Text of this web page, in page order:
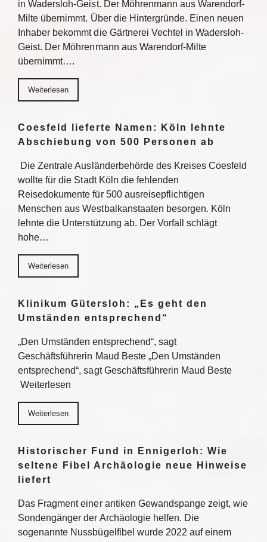
in Wadersloh-Geist. Der Möhrenmann aus Warendorf-
Milte übernimmt. Über die Hintergründe. Einen neuen
Inhaber bekommt die Gärtnerei Vechtel in Wadersloh-
Geist. Der Möhrenmann aus Warendorf-Milte
übernimmt….
Weiterlesen
Coesfeld lieferte Namen: Köln lehnte
Abschiebung von 500 Personen ab
Die Zentrale Ausländerbehörde des Kreises Coesfeld
wollte für die Stadt Köln die fehlenden
Reisedokumente für 500 ausreisepflichtigen
Menschen aus Westbalkanstaaten besorgen. Köln
lehnte die Unterstützung ab. Der Vorfall schlägt
hohe…
Weiterlesen
Klinikum Gütersloh: „Es geht den
Umständen entsprechend“
„Den Umständen entsprechend“, sagt
Geschäftsführerin Maud Beste „Den Umständen
entsprechend“, sagt Geschäftsführerin Maud Beste
Weiterlesen
Weiterlesen
Historischer Fund in Ennigerloh: Wie
seltene Fibel Archäologie neue Hinweise
liefert
Das Fragment einer antiken Gewandspange zeigt, wie
Sondengänger der Archäologie helfen. Die
sogenannte Nussbügelfibel wurde 2022 auf einem